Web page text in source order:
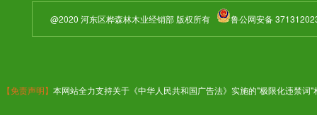
@2020 河东区桦森林木业经销部 版权所有 鲁公网安备
【免责声明】 本网站全力支持关于《中华人民共和国广告法》实施的"极限化违禁